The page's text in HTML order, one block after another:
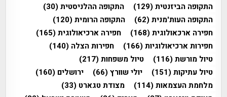
התקופה הביזנטית(129) התקופה ההלניסטית(30)
התקופה העות'מנית(62) התקופה הרומית(120)
חפירה ארכאולוגית(168) חפירה ארכיאולוגית(165)
חפירות ארכיאולוגיות(166) חפירות הצלה (140)
טיול מורשת(116) טיול משפחות(217)
טיול עתיקות(151) יולי שוורץ(66) ירושלים (160)
מלחמת העצמאות(114) מצודת טגארט (33)